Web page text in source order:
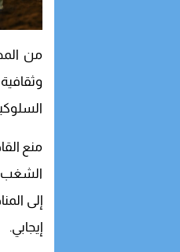
من
منع
الشغب
إلى
إيجابي.